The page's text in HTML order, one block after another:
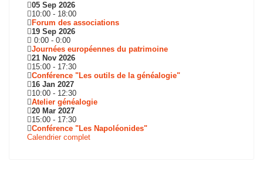
05 Sep 2026
10:00 - 18:00
Forum des associations
19 Sep 2026
0:00 - 0:00
Journées européennes du patrimoine
21 Nov 2026
15:00 - 17:30
Conférence "Les outils de la généalogie"
16 Jan 2027
10:00 - 12:30
Atelier généalogie
20 Mar 2027
15:00 - 17:30
Conférence "Les Napoléonides"
Calendrier complet